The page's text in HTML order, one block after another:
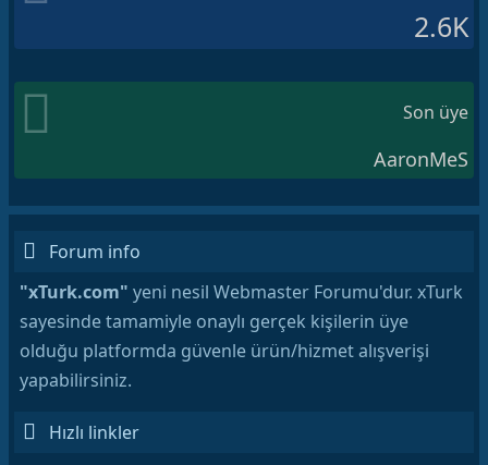
2.6K
Son üye
AaronMeS
Forum info
"xTurk.com" yeni nesil Webmaster Forumu'dur. xTurk
sayesinde tamamiyle onaylı gerçek kişilerin üye
olduğu platformda güvenle ürün/hizmet alışverişi
yapabilirsiniz.
Hızlı linkler